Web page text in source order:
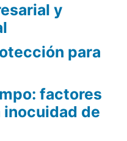
y
para
factores
de